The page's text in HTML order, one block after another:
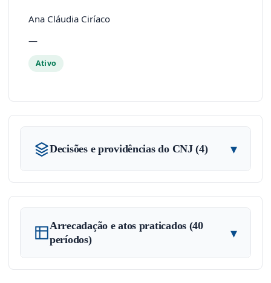
Ana Cláudia Ciríaco
—
Ativo
Decisões e providências do CNJ (4) ▾
Arrecadação e atos praticados (40
períodos)
▾